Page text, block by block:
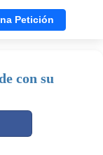
Petición
con su